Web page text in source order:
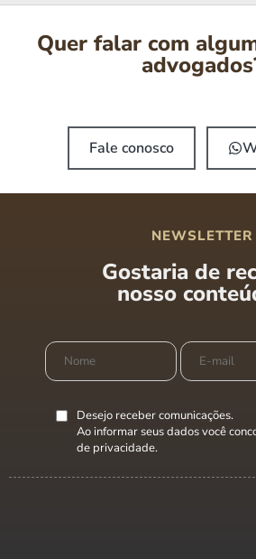
Quer falar com
Fale conosco
NEWSLETTER
Gostaria de
nosso
Desejo receber comunicações.
Ao informar seus dados você
de privacidade.